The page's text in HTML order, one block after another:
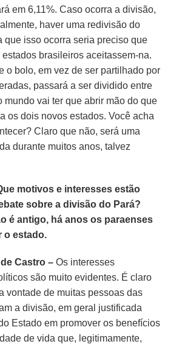
em 6,11%. Caso ocorra a divisão,
haver uma redivisão do
que isso ocorra seria preciso que
brasileiros aceitassem-na.
o bolo, em vez de ser partilhado por
passará a ser dividido entre
mundo vai ter que abrir mão do que
os dois novos estados. Você acha
Claro que não, será uma
durante muitos anos, talvez
motivos e interesses estão
sobre a divisão do Pará?
é antigo, há anos os paraenses
o estado.
Castro – Os interesses
são muito evidentes. É claro
vontade de muitas pessoas das
a divisão, em geral justificada
Estado em promover os benefícios
de vida que, legitimamente,